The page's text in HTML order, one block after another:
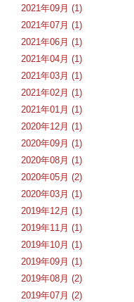
2021年09月 (1)
2021年07月 (1)
2021年06月 (1)
2021年04月 (1)
2021年03月 (1)
2021年02月 (1)
2021年01月 (1)
2020年12月 (1)
2020年09月 (1)
2020年08月 (1)
2020年05月 (2)
2020年03月 (1)
2019年12月 (1)
2019年11月 (1)
2019年10月 (1)
2019年09月 (1)
2019年08月 (2)
2019年07月 (2)